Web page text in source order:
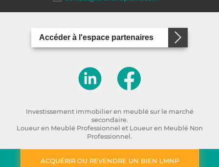
ACQUÉRIR OU REVENDRE UN BIEN LMNP
Accéder à l'espace partenaires
Investissement immobilier en meublé sur le marché
secondaire.
Loueur en Meublé Professionnel et Loueur en Meublé Non
Professionnel.